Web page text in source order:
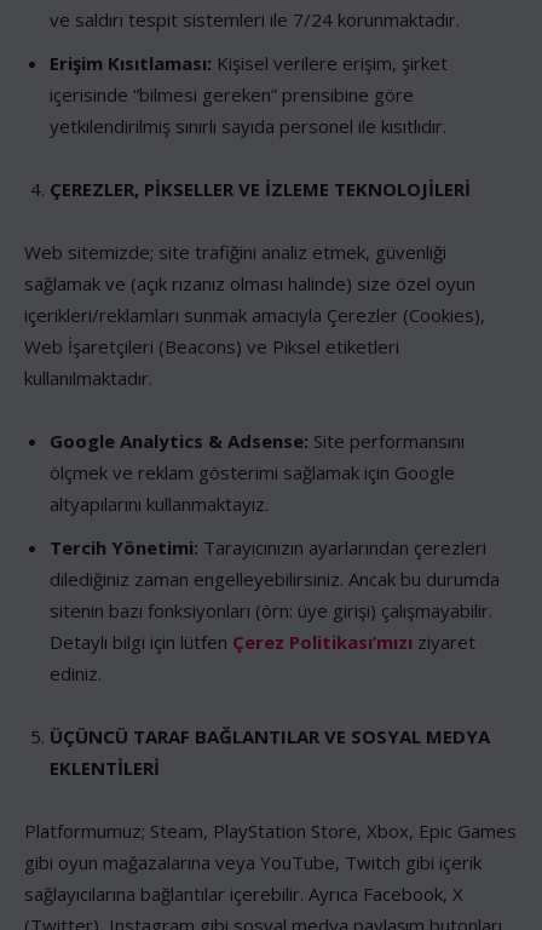
ve saldırı tespit sistemleri ile 7/24 korunmaktadır.
Erişim Kısıtlaması: Kişisel verilere erişim, şirket
içerisinde “bilmesi gereken” prensibine göre
yetkilendirilmiş sınırlı sayıda personel ile kısıtlıdır.
ÇEREZLER, PİKSELLER VE İZLEME TEKNOLOJİLERİ
Web sitemizde; site trafiğini analiz etmek, güvenliği
sağlamak ve (açık rızanız olması halinde) size özel oyun
içerikleri/reklamları sunmak amacıyla Çerezler (Cookies),
Web İşaretçileri (Beacons) ve Piksel etiketleri
kullanılmaktadır.
Google Analytics & Adsense: Site performansını
ölçmek ve reklam gösterimi sağlamak için Google
altyapılarını kullanmaktayız.
Tercih Yönetimi: Tarayıcınızın ayarlarından çerezleri
dilediğiniz zaman engelleyebilirsiniz. Ancak bu durumda
sitenin bazı fonksiyonları (örn: üye girişi) çalışmayabilir.
Detaylı bilgi için lütfen Çerez Politikası’mızı ziyaret
ediniz.
ÜÇÜNCÜ TARAF BAĞLANTILAR VE SOSYAL MEDYA
EKLENTİLERİ
Platformumuz; Steam, PlayStation Store, Xbox, Epic Games
gibi oyun mağazalarına veya YouTube, Twitch gibi içerik
sağlayıcılarına bağlantılar içerebilir. Ayrıca Facebook, X
(Twitter), Instagram gibi sosyal medya paylaşım butonları